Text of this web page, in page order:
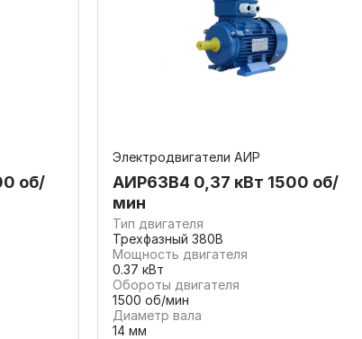
об/
Электродвигатели АИР
АИР63В4 0,37 кВт 1500 об/
мин
Тип двигателя
Трехфазный 380В
Мощность двигателя
0.37 кВт
Обороты двигателя
1500 об/мин
Диаметр вала
14 мм